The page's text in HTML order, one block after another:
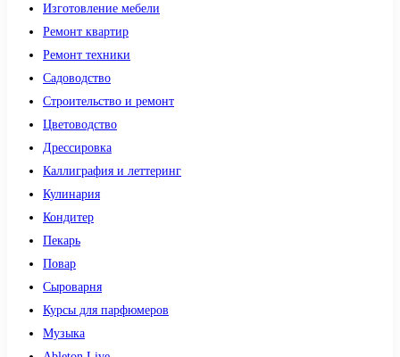
Изготовление мебели
Ремонт квартир
Ремонт техники
Садоводство
Строительство и ремонт
Цветоводство
Дрессировка
Каллиграфия и леттеринг
Кулинария
Кондитер
Пекарь
Повар
Сыроварня
Курсы для парфюмеров
Музыка